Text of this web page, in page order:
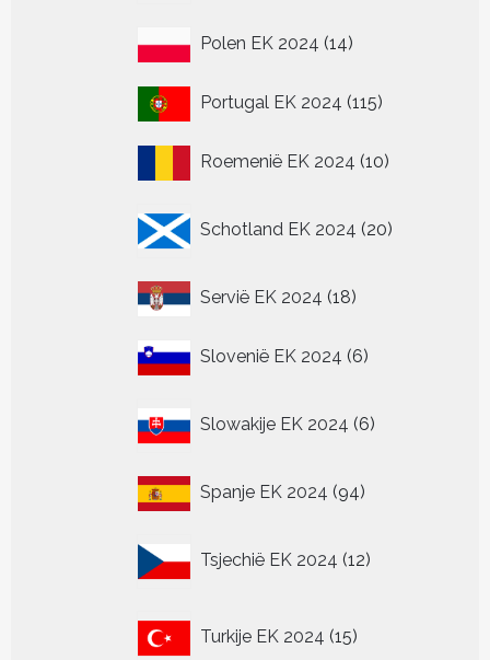
Polen EK 2024 1414
Portugal EK 2024 115115
Roemenië EK 2024 1010
Schotland EK 2024 20
producten
Servië EK 2024 1818
Slovenië EK 2024 66
Slowakije EK 2024 6
producten
Spanje EK 2024 9494
Tsjechië EK 2024 12
producten
Turkije EK 2024 15
producten